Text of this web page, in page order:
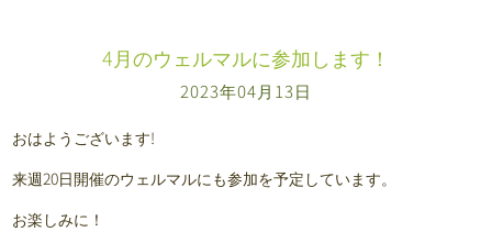
4月のウェルマルに参加します！
2023年04月13日
おはようございます!
来週20日開催のウェルマルにも参加を予定しています。
お楽しみに！